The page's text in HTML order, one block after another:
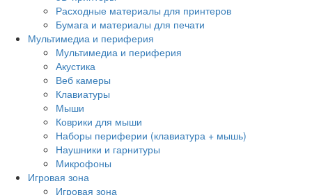
Расходные материалы для принтеров
Бумага и материалы для печати
Мультимедиа и периферия
Мультимедиа и периферия
Акустика
Веб камеры
Клавиатуры
Мыши
Коврики для мыши
Наборы периферии (клавиатура + мышь)
Наушники и гарнитуры
Микрофоны
Игровая зона
Игровая зона